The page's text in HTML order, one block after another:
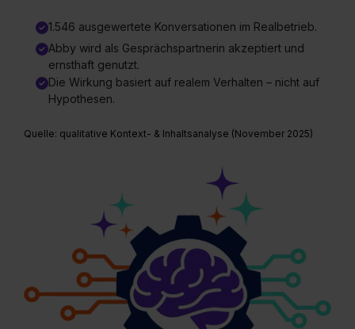
1.546 ausgewertete Konversationen im Realbetrieb.
Abby wird als Gesprächspartnerin akzeptiert und
ernsthaft genutzt.
Die Wirkung basiert auf realem Verhalten – nicht auf
Hypothesen.
Quelle: qualitative Kontext- & Inhaltsanalyse (November 2025)